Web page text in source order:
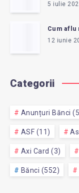
5 iulie
Cum aflu
12 iunie
Categorii
Anunțuri Bănci
ASF (11)
Axi Card (3)
Bănci (552)